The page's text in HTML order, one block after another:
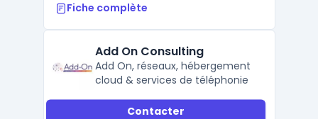
Fiche complète
Add On Consulting
Add On, réseaux, hébergement
cloud & services de téléphonie
Contacter